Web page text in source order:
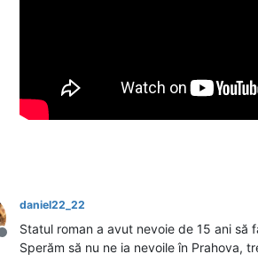
Deconectat
daniel22_22
Statul roman a avut nevoie de 15 ani să
Sperăm să nu ne ia nevoile în Prahova,